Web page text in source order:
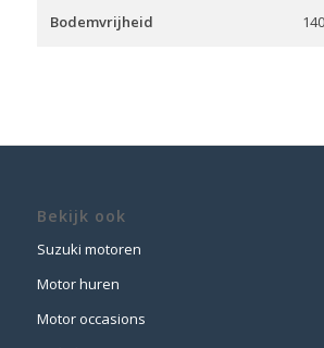
Bodemvrijheid
Bekijk ook
Suzuki motoren
Motor huren
Motor occasions